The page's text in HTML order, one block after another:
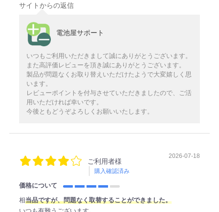
サイトからの返信
電池屋サポート
いつもご利用いただきまして誠にありがとうございます。
また高評価レビューを頂き誠にありがとうございます。
製品が問題なくお取り替えいただけたようで大変嬉しく思
います。
レビューポイントを付与させていただきましたので、ご活
用いただければ幸いです。
今後ともどうぞよろしくお願いいたします。
ご利用者様
購入確認済み
2026-07-18
価格について
相当品ですが、問題なく取替することができました。